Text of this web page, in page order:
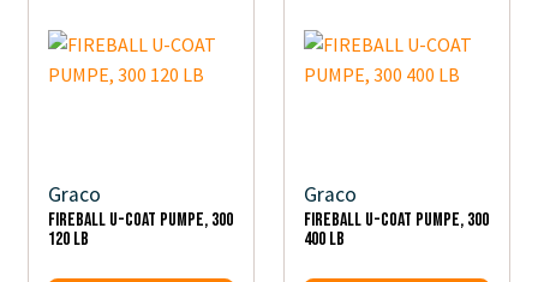
Graco
FIREBALL U-COAT PUMPE, 300
120 LB
Graco
FIREBALL U-COAT PUMPE, 300
400 LB